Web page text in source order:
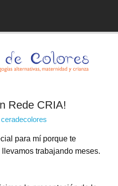
Rede CRIA!
ceradecolores
para mí porque te
trabajando meses.